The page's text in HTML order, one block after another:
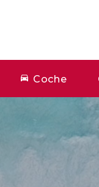
Coche